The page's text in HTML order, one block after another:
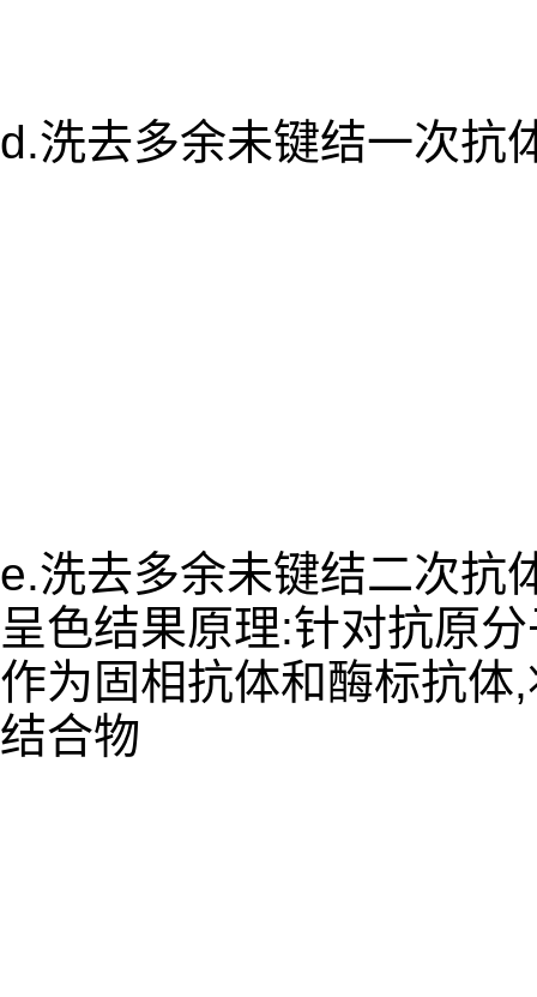
d.洗去多余未键结一次抗
e.洗去多余未键结二次抗
呈色结果原理:针对抗原
作为固相抗体和酶标抗
结合物